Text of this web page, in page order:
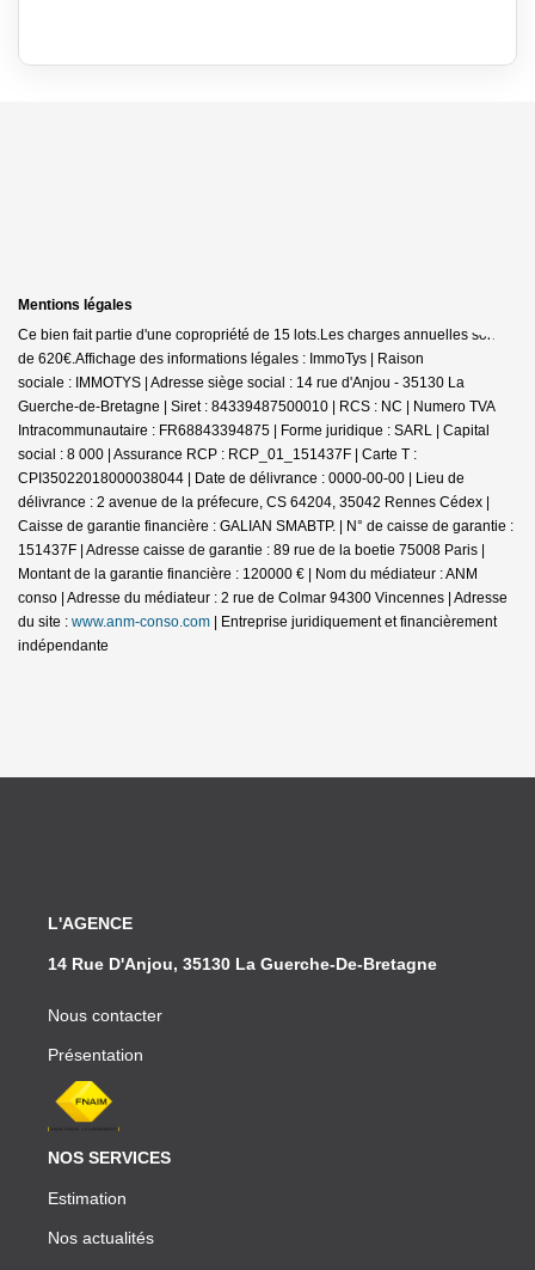
Mentions légales
Ce bien fait partie d'une copropriété de 15 lots.Les charges annuelles sont
de 620€.Affichage des informations légales : ImmoTys | Raison
sociale : IMMOTYS | Adresse siège social : 14 rue d'Anjou - 35130 La
Guerche-de-Bretagne | Siret : 84339487500010 | RCS : NC | Numero TVA
Intracommunautaire : FR68843394875 | Forme juridique : SARL | Capital
social : 8 000 | Assurance RCP : RCP_01_151437F | Carte T :
CPI35022018000038044 | Date de délivrance : 0000-00-00 | Lieu de
délivrance : 2 avenue de la préfecure, CS 64204, 35042 Rennes Cédex |
Caisse de garantie financière : GALIAN SMABTP. | N° de caisse de garantie :
151437F | Adresse caisse de garantie : 89 rue de la boetie 75008 Paris |
Montant de la garantie financière : 120000 € | Nom du médiateur : ANM
conso | Adresse du médiateur : 2 rue de Colmar 94300 Vincennes | Adresse
du site : www.anm-conso.com | Entreprise juridiquement et financièrement
indépendante
L'AGENCE
14 Rue D'Anjou, 35130 La Guerche-De-Bretagne
Nous contacter
Présentation
NOS SERVICES
Estimation
Nos actualités